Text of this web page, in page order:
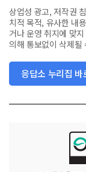
상업성 광고, 저작권
치적 목적, 유사한 내
거나 운영 취지에 맞
의해 통보없이 삭제될
응답소 누리집 바